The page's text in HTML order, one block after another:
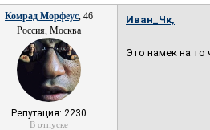
Комрад Морфеус, 46
Россия, Москва
Репутация: 2230
В отпуске
Иван_Чк,
Это намек на